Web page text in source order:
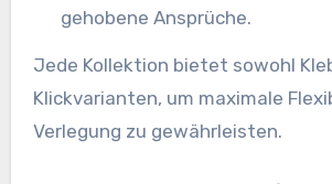
gehobene Ansprüche.
Jede Kollektion bietet sowohl
Klickvarianten, um maximale
Verlegung zu gewährleisten.